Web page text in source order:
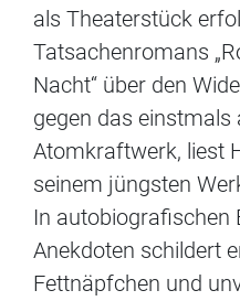
als Theaterstück
Tatsachenromans
Nacht“ über den
gegen das einstmals
Atomkraftwerk, liest
seinem jüngsten
In autobiografischen
Anekdoten schildert
Fettnäpfchen und